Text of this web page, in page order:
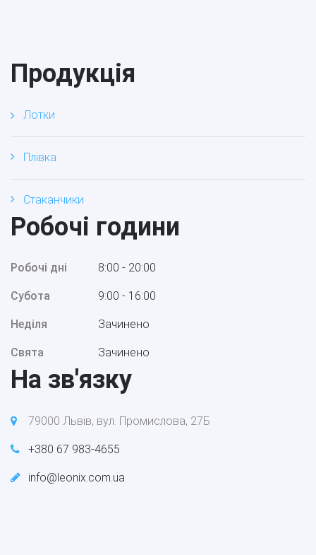
Продукція
Лотки
Плівка
Стаканчики
Робочі години
Робочі дні 8:00 - 20:00
Субота 9:00 - 16:00
Неділя Зачинено
Свята Зачинено
На зв'язку
79000 Львів, вул. Промислова, 27Б
+380 67 983-4655
info@leonix.com.ua